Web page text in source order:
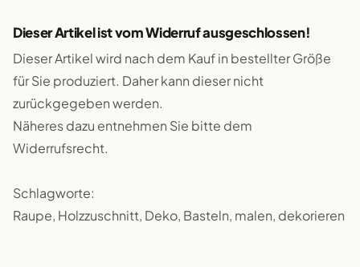
Dieser Artikel ist vom Widerruf ausgeschlossen!
Dieser Artikel wird nach dem Kauf in bestellter Größe
für Sie produziert. Daher kann dieser nicht
zurückgegeben werden.
Näheres dazu entnehmen Sie bitte dem
Widerrufsrecht.
Schlagworte:
Raupe, Holzzuschnitt, Deko, Basteln, malen, dekorieren